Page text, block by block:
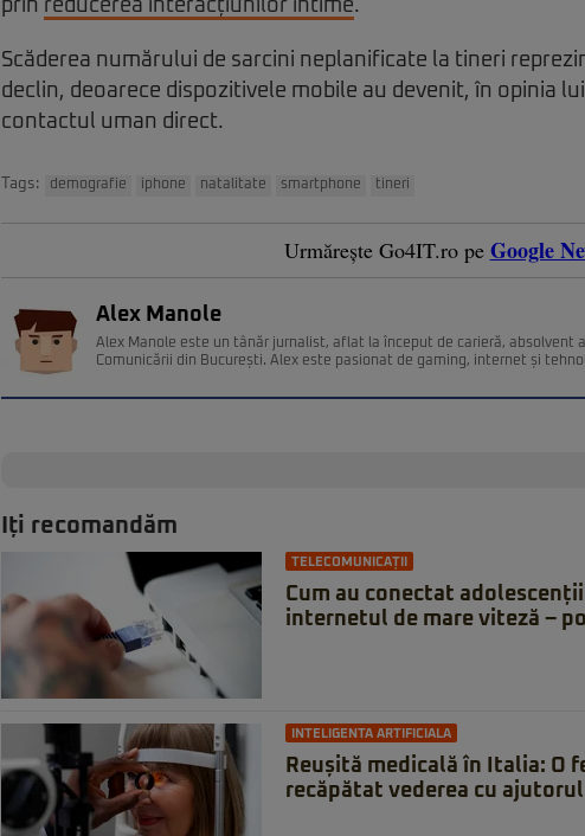
prin reducerea interacțiunilor intime.
Scăderea numărului de sarcini neplanificate la tineri
declin, deoarece dispozitivele mobile au devenit, în opinia
contactul uman direct.
Tags: demografie iphone natalitate smartphone tineri
Urmărește Go4IT.ro pe Google
Alex Manole
Alex Manole este un tânăr jurnalist, aflat la început de carieră, absolvent
Comunicării din București. Alex este pasionat de gaming, internet și
Iți recomandăm
TELECOMUNICAȚII
Cum au conectat adolescenții
internetul de mare viteză –
INTELIGENTA ARTIFICIALA
Reușită medicală în Italia: O
recăpătat vederea cu